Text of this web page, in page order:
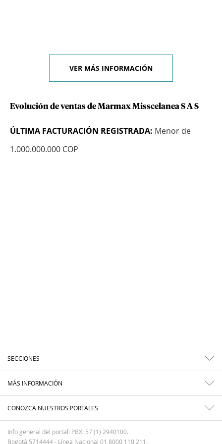
VER MÁS INFORMACIÓN
Evolución de ventas de Marmax Misscelanea S A S
ÚLTIMA FACTURACIÓN REGISTRADA: Menor de
1.000.000.000 COP
SECCIONES
MÁS INFORMACIÓN
CONOZCA NUESTROS PORTALES
Info general del portal: PBX: 57 (1) 2940100.
Bogotá 5714444 - Línea Nacional 01 8000 110 211.